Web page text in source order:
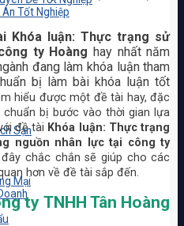
Tốt Nghiệp
Sạn
Mại
Khóa luận: Thực trạng sử
ty Hoàng hay nhất năm
đang làm khóa luận tham
bị làm bài khóa luận tốt
hiểu được một đề tài hay, đặc
bị bước vào thời gian lựa
đề tài Khóa luận: Thực trạng
nguồn nhân lực tại công ty
chắc chắn sẽ giúp cho các
hơn về đề tài sắp đến.
ty TNHH Tân Hoàng